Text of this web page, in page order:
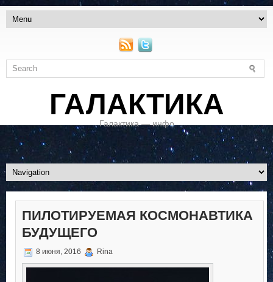
ГАЛАКТИКА
Галактика — инфо
ПИЛОТИРУЕМАЯ КОСМОНАВТИКА
БУДУЩЕГО
8 июня, 2016 Rina